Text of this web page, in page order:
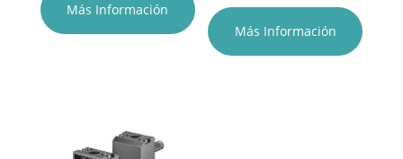
Más Información
Más Información